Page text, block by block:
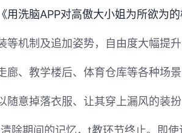
用洗脑APP对高傲大小姐为所欲为
等机制及追加姿势，自由度大幅提
廊、教学楼后、体育仓库等各种场
随意掉落衣服、让其穿上漏风的装
除期间的记忆，t教环节终止。即